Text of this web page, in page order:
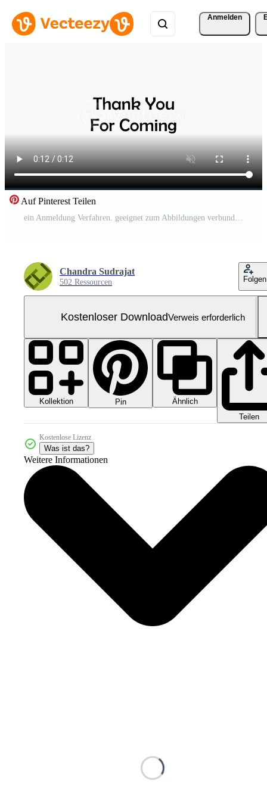
Anmelden
Auf Pinterest Teilen
ein Anmeldung Verfahren. geeignet zum Abbildungen verbunden zu Verwaltung Kostenloses Video
Chandra Sudrajat
502 Ressourcen Folgen
Kostenloser DownloadVerweis erforderlich
Kollektion Pin
Ähnlich
Teilen
Kostenlose Lizenz
Was ist das?
Weitere Informationen